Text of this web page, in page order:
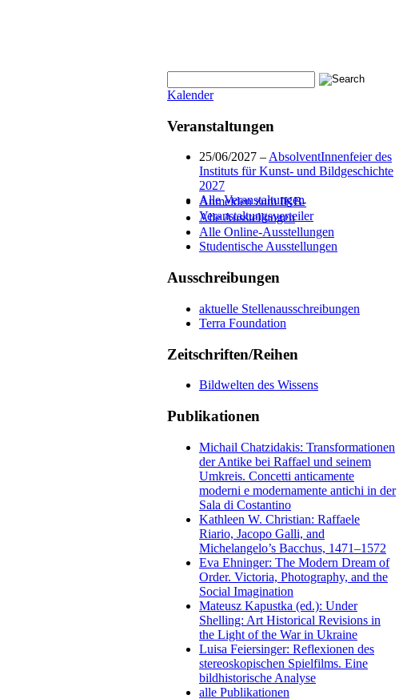
Kalender
Veranstaltungen
25/06/2027 –AbsolventInnenfeier des
Instituts für Kunst- und Bildgeschichte
2027
Alle Veranstaltungen
Anmelden zum IKB-
Veranstaltungsverteiler
Alle Ausstellungen
Alle Online-Ausstellungen
Studentische Ausstellungen
Ausschreibungen
aktuelle Stellenausschreibungen
Terra Foundation
Zeitschriften/Reihen
Bildwelten des Wissens
Publikationen
Michail Chatzidakis: Transformationen
der Antike bei Raffael und seinem
Umkreis. Concetti anticamente
moderni e modernamente antichi in der
Sala di Costantino
Kathleen W. Christian: Raffaele
Riario, Jacopo Galli, and
Michelangelo’s Bacchus, 1471–1572
Eva Ehninger: The Modern Dream of
Order. Victoria, Photography, and the
Social Imagination
Mateusz Kapustka (ed.): Under
Shelling: Art Historical Revisions in
the Light of the War in Ukraine
Luisa Feiersinger: Reflexionen des
stereoskopischen Spielfilms. Eine
bildhistorische Analyse
alle Publikationen